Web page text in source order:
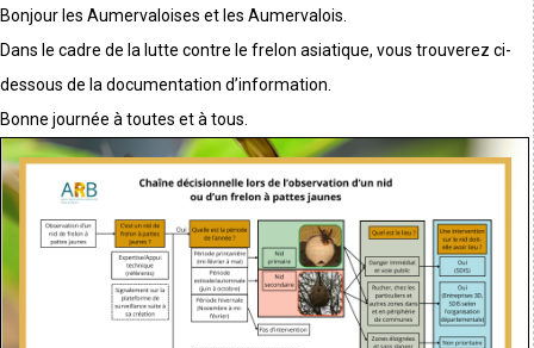
Bonjour les Aumervaloises et les Aumervalois.
Dans le cadre de la lutte contre le frelon asiatique, vous trouverez ci-
dessous de la documentation d’information.
Bonne journée à toutes et à tous.